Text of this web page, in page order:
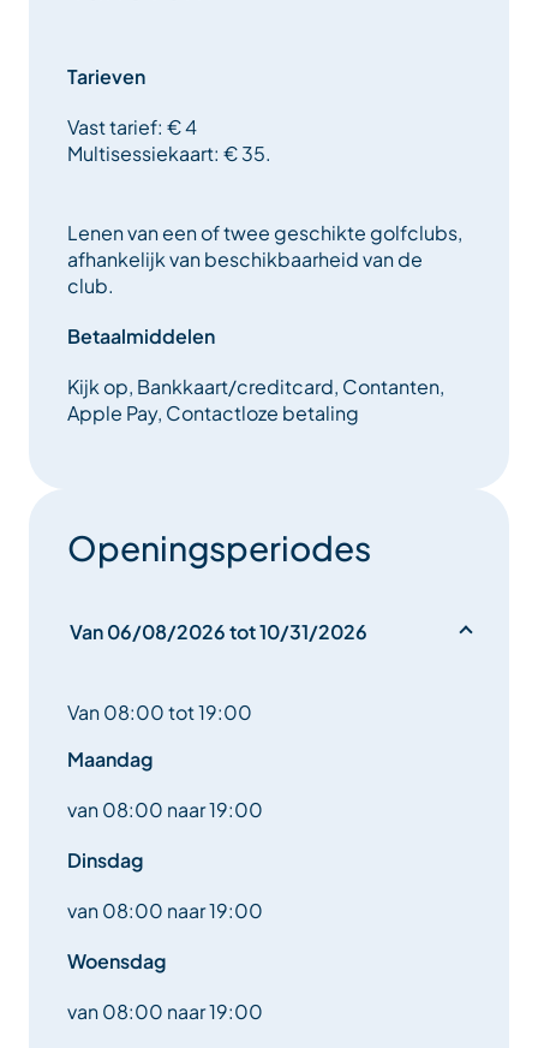
– Bereid je voor op een ronde of ontspan gewoon
Tarieven
Vast tarief: € 4
Multisessiekaart: € 35.
Lenen van een of twee geschikte golfclubs,
afhankelijk van beschikbaarheid van de
club.
Betaalmiddelen
Kijk op, Bankkaart/creditcard, Contanten,
Apple Pay, Contactloze betaling
Openingsperiodes
Van 06/08/2026 tot 10/31/2026
Van 08:00 tot 19:00
Maandag
van 08:00 naar 19:00
Dinsdag
van 08:00 naar 19:00
Woensdag
van 08:00 naar 19:00